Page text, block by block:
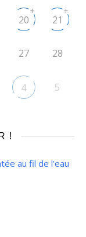
20
+
21
+
27 28
4 5
!
au fil de l'eau